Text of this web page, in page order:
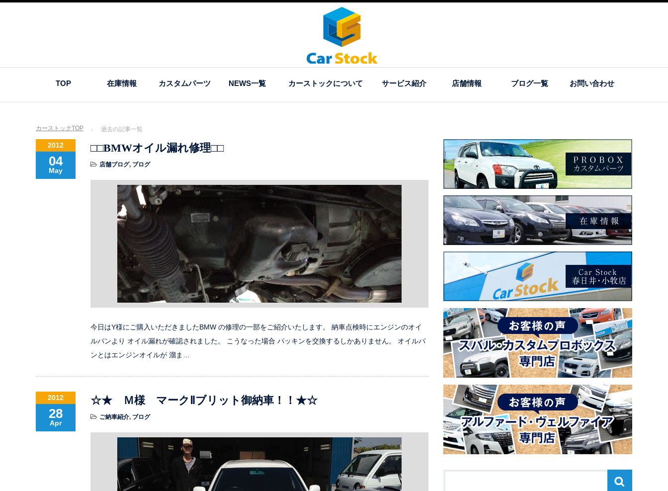
TOP 在庫情報 カスタムパーツ NEWS一覧 カーストックについて サービス紹介 店舗情報 ブログ一覧 お問い合わせ
カーストックTOP 過去の記事一覧
2012
04
May
□□BMWオイル漏れ修理□□
店舗ブログ, ブログ
今日はY様にご購入いただきましたBMW の修理の一部をご紹介いたします。 納車点検時にエンジンのオイ
ルパンより オイル漏れが確認されました。 こうなった場合 パッキンを交換するしかありません。 オイルパ
ンとはエンジンオイルが 溜ま…
2012
28
Apr
☆★ Ｍ様 マークⅡブリット御納車！！★☆
ご納車紹介, ブログ